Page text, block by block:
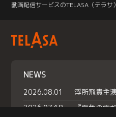
動画配信サービスのTELASA（テラサ）
NEWS
2026.08.01
2026.07.18